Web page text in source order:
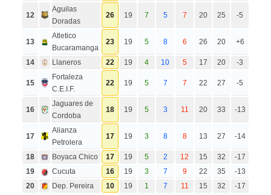
12
Aguilas
Doradas
26 19 7 5 7 20 25 -5
13
Atletico
Bucaramanga
23 19 5 8 6 26 20 +6
14 Llaneros 22 19 4 10 5 17 20 -3
15
Fortaleza
C.E.I.F.
22 19 5 7 7 22 27 -5
16
Jaguares de
Cordoba
18 19 5 3 11 20 33 -13
17
Alianza
Petrolera
17 19 3 8 8 13 27 -14
18 Boyaca Chico 17 19 5 2 12 15 32
-17
19
Cucuta 16 19 3 7 9 22 35
-13
20
Dep. Pereira 10 19 1 7 11 15 32 -17